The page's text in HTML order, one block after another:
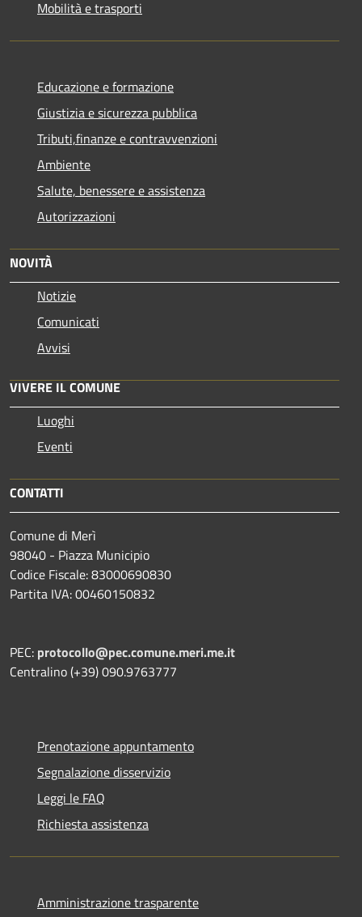
Mobilità e trasporti
Educazione e formazione
Giustizia e sicurezza pubblica
Tributi,finanze e contravvenzioni
Ambiente
Salute, benessere e assistenza
Autorizzazioni
NOVITÀ
Notizie
Comunicati
Avvisi
VIVERE IL COMUNE
Luoghi
Eventi
CONTATTI
Comune di Merì
98040 - Piazza Municipio
Codice Fiscale: 83000690830
Partita IVA: 00460150832
PEC: protocollo@pec.comune.meri.me.it
Centralino (+39) 090.9763777
Prenotazione appuntamento
Segnalazione disservizio
Leggi le FAQ
Richiesta assistenza
Amministrazione trasparente